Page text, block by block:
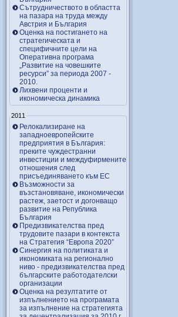
Сътрудничеството в областта
на пазара на труда между
Австрия и България
Оценка на постигането на
стратегическата и
специфичните цели на
Оперативна програма
„Развитие на човешките
ресурси” за периода 2007 ‑
2010.
Лихвени проценти и
икономическа динамика
2011
Релокализиране на
западноевропейските
предприятия в България:
преките чуждестранни
инвестиции и междуфирмените
отношения след
присъединяването към ЕС
Възможности за
възстановяване, икономически
растеж, заетост и догонващо
развитие на Република
България
Предизвикателства пред
трудовите пазари в контекста
на Стратегия “Европа 2020”
Синергия на политиката и
икономиката на регионално
ниво - предизвикателства пред
българските работодателски
организации
Оценка на резултатите от
изпълнението на програмата
за изпълнение на стратегията